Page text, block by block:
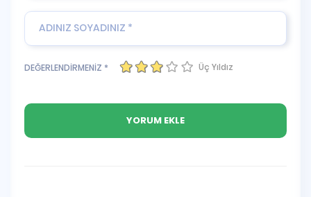
DEĞERLENDİRMENİZ * Üç Yıldız